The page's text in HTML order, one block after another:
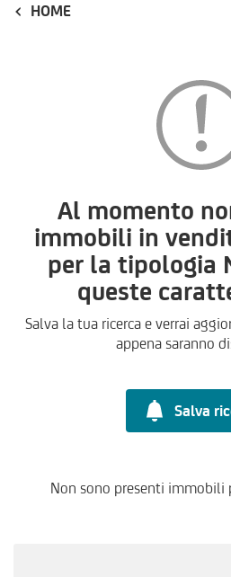
HOME
Al momento
immobili in
per la tipologia
queste
Salva la tua ricerca e verrai
appena saranno
Salva
Non sono presenti immobili